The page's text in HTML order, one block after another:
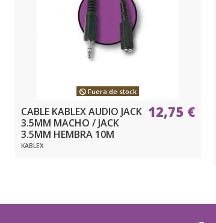
Fuera de stock
CABLE KABLEX AUDIO JACK
3.5MM MACHO / JACK
3.5MM HEMBRA 10M
KABLEX
12,75 €